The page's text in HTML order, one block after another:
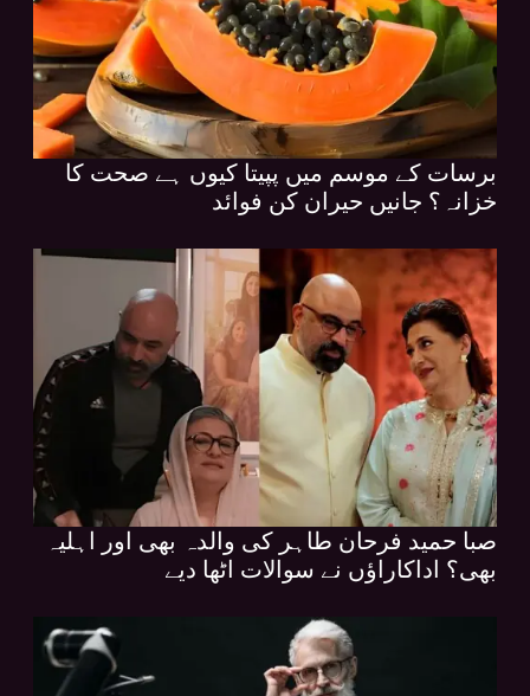
برسات کے موسم میں پپیتا کیوں ہے صحت کا
خزانہ؟ جانیں حیران کن فوائد
صبا حمید فرحان طاہر کی والدہ بھی اور اہلیہ
بھی؟ اداکاراؤں نے سوالات اٹھا دیے